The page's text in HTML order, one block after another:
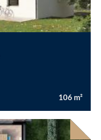
106 m²